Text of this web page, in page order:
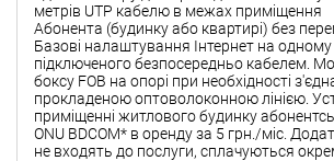
метрів UTP кабелю в межах приміщення
Абонента (будинку або квартирі) без
Базові налаштування Інтернет на
підключеного безпосередньо кабелем.
боксу FOB на опорі при необхідності
прокладеною оптоволоконною лінією.
приміщенні житлового будинку
ONU BDCOM* в оренду за 5 грн./міс.
не входять до послуги, сплачуються